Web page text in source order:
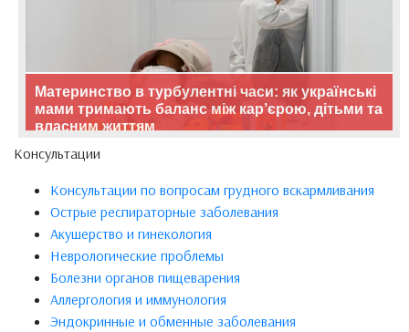
Материнство в турбулентні часи: як українські
мами тримають баланс між кар’єрою, дітьми та
власним життям
Консультации
Консультации по вопросам грудного вскармливания
Острые респираторные заболевания
Акушерство и гинекология
Неврологические проблемы
Болезни органов пищеварения
Аллергология и иммунология
Эндокринные и обменные заболевания